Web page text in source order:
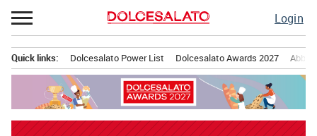
Passa
al
Login
principale
Quick links: Dolcesalato Power List Dolcesalato Awards 2027